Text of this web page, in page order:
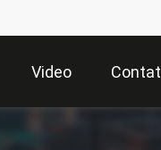
Video